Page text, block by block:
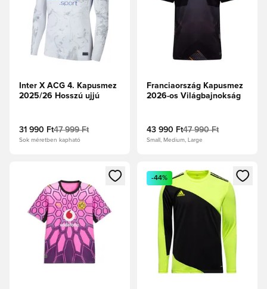
Inter X ACG 4. Kapusmez
2025/26 Hosszú ujjú
31 990 Ft47 999 Ft
Sok méretben kapható
Franciaország Kapusmez
2026-os Világbajnokság
43 990 Ft47 990 Ft
Small, Medium, Large
Megnyit egy modált a bejelentkezéshez vagy a tagként
Megnyit egy modált a
-44%